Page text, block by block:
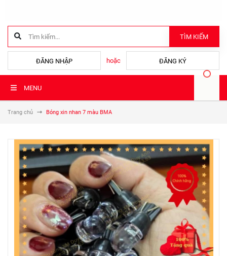
TÌM KIẾM
ĐĂNG NHẬP hoặc ĐĂNG KÝ
MENU
Trang chủ Bóng xin nhan 7 màu BMA